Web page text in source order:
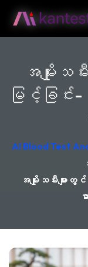
အမျိုးသမီ
မြင့်ခြင်
AI Blood Test
အမျိုးသမီးမျာ